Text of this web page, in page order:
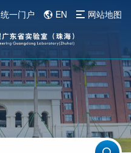
统一门户 EN 网站地图